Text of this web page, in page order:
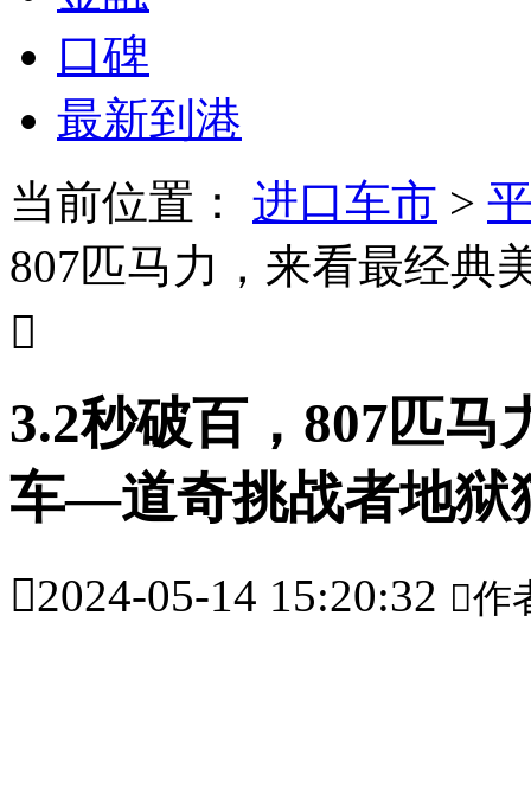
口碑
最新到港
当前位置：
进口车市 >
807匹马力，来看最经

3.2秒破百，807匹
车—道奇挑战者地狱
2024-05-14 15:20:32 作